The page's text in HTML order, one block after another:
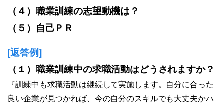
（４）職業訓練の志望動機は？
（５）自己ＰＲ
[返答例]
（１）職業訓練中の求職活動はどうされますか？
『訓練中も求職活動は継続して実施します。自分に合った
良い企業が見つかれば、今の自分のスキルでも大丈夫かハ